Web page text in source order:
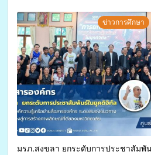
ทุพพลภาพเพื่อเข้ารับบริการสาธารณ
เหลื่อมล้ำ ยกระดับคุณภาพชีวิตประช
ยั่งยืน
ข่าวการศึกษา
มรภ.สงขลา ยกระดับการประชาสัมพั